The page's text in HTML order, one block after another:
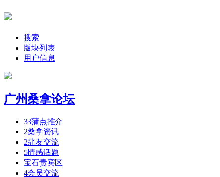
搜索
版块列表
用户信息
广州桑拿论坛
33蒲点推介
2桑拿资讯
2蒲友交流
5情感话题
宝石贵宾区
4会员交流